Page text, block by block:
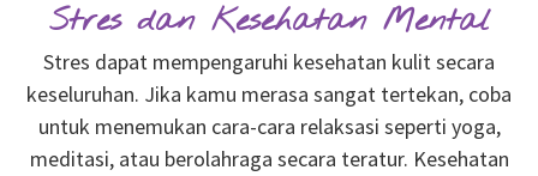
Stres dan Kesehatan Mental
Stres dapat mempengaruhi kesehatan kulit secara
keseluruhan. Jika kamu merasa sangat tertekan, coba
untuk menemukan cara-cara relaksasi seperti yoga,
meditasi, atau berolahraga secara teratur. Kesehatan